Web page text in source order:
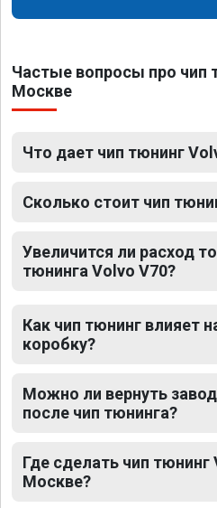
Частые вопросы про чип
Москве
Что дает чип тюнинг
Сколько стоит чип
Увеличится ли расход
тюнинга Volvo V70?
Как чип тюнинг влияет
коробку?
Можно ли вернуть
после чип тюнинга?
Где сделать чип тюнинг
Москве?